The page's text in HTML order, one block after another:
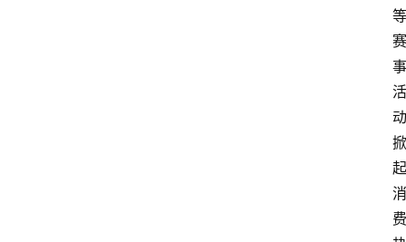
等
赛
事
活
动
掀
起
消
费